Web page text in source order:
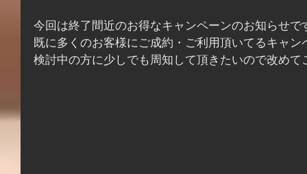
今回は終了間近のお得なキャンペーンのお知らせで
既に多くのお客様にご成約・ご利用頂いてるキャ
検討中の方に少しでも周知して頂きたいので改めて